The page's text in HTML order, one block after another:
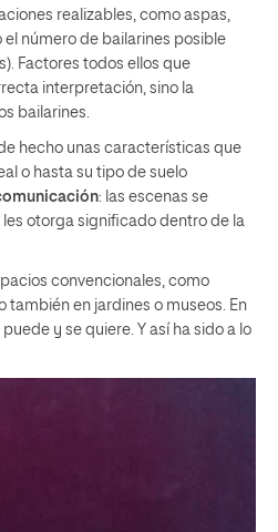
realizables, como aspas,
el número de bailarines posible
Factores todos ellos que
interpretación, sino la
bailarines.
hecho unas características que
o hasta su tipo de suelo
: las escenas se
otorga significado dentro de la
convencionales, como
también en jardines o museos. En
y se quiere. Y así ha sido a lo